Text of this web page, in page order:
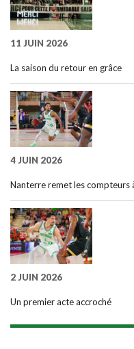
11 JUIN 2026
La saison du retour en grâce
4 JUIN 2026
Nanterre remet les compteurs
2 JUIN 2026
Un premier acte accroché